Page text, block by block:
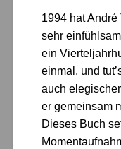
1994 hat André
sehr
ein
einmal, und
auch
er gemeinsam
Dieses Buch